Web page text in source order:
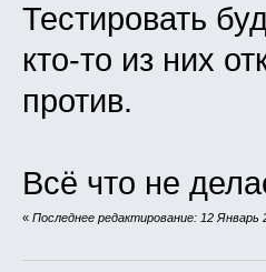
Тестировать
кто-то из них
против.
Всё что не
«Последнее редактирование: 12 Январь